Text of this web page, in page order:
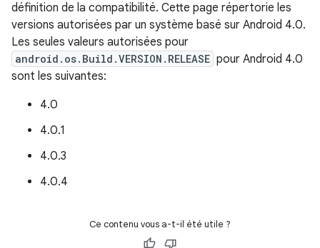
définition de la compatibilité. Cette page répertorie les
versions autorisées par un système basé sur Android 4.0.
Les seules valeurs autorisées pour
android.os.Build.VERSION.RELEASE pour Android 4.0
sont les suivantes:
4.0
4.0.1
4.0.3
4.0.4
Ce contenu vous a-t-il été utile ?